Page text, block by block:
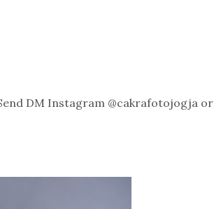
DM Instagram @cakrafotojogja or